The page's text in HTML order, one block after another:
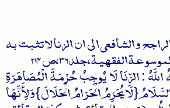
والشافعی الی ان الزنا لاتثبت بہ
الفقہیۃ ،جلد36،ص 214
: الزِّنَا لَا يُوجِبُ حُرْمَةَ الْمُصَاهَرَةِ
{ لَا يُحَرِّمُ الْحَرَامُ الْحَلَالَ } وَلِأَنَّهَا